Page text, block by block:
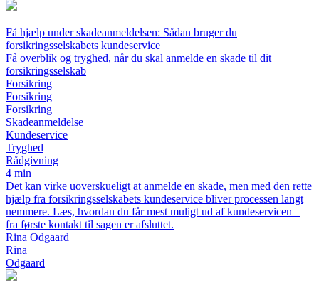
Få hjælp under skadeanmeldelsen: Sådan bruger du
forsikringsselskabets kundeservice
Få overblik og tryghed, når du skal anmelde en skade til dit
forsikringsselskab
Forsikring
Forsikring
Forsikring
Skadeanmeldelse
Kundeservice
Tryghed
Rådgivning
4 min
Det kan virke uoverskueligt at anmelde en skade, men med den rette
hjælp fra forsikringsselskabets kundeservice bliver processen langt
nemmere. Læs, hvordan du får mest muligt ud af kundeservicen –
fra første kontakt til sagen er afsluttet.
Rina Odgaard
Rina
Odgaard